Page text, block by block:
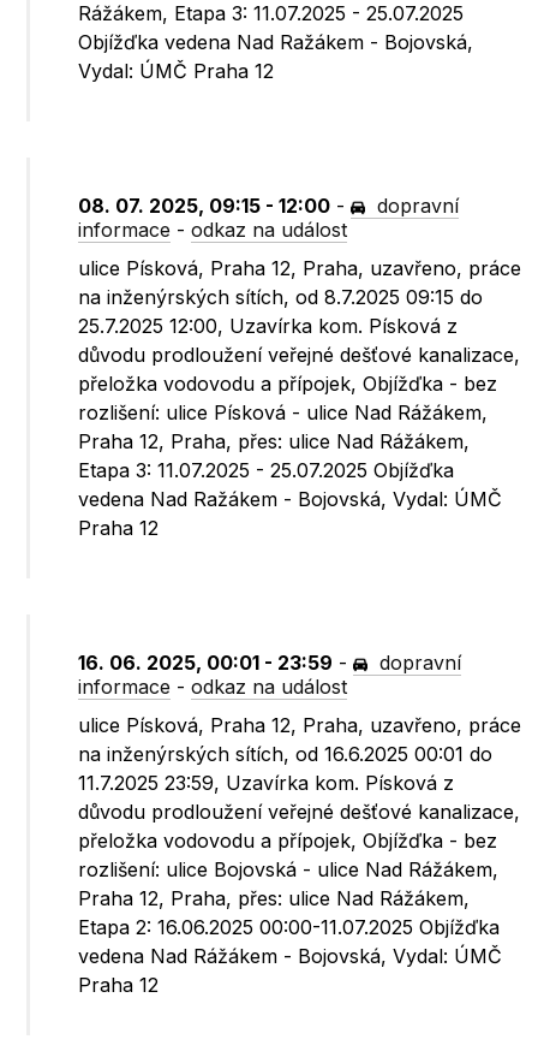
Rážákem, Etapa 3: 11.07.2025 - 25.07.2025
Objížďka vedena Nad Ražákem - Bojovská,
Vydal: ÚMČ Praha 12
08. 07. 2025, 09:15 - 12:00 -
dopravní
informace -odkaz na událost
ulice Písková, Praha 12, Praha, uzavřeno, práce
na inženýrských sítích, od 8.7.2025 09:15 do
25.7.2025 12:00, Uzavírka kom. Písková z
důvodu prodloužení veřejné dešťové kanalizace,
přeložka vodovodu a přípojek, Objížďka - bez
rozlišení: ulice Písková - ulice Nad Rážákem,
Praha 12, Praha, přes: ulice Nad Rážákem,
Etapa 3: 11.07.2025 - 25.07.2025 Objížďka
vedena Nad Ražákem - Bojovská, Vydal: ÚMČ
Praha 12
16. 06. 2025, 00:01 - 23:59 -
dopravní
informace -odkaz na událost
ulice Písková, Praha 12, Praha, uzavřeno, práce
na inženýrských sítích, od 16.6.2025 00:01 do
11.7.2025 23:59, Uzavírka kom. Písková z
důvodu prodloužení veřejné dešťové kanalizace,
přeložka vodovodu a přípojek, Objížďka - bez
rozlišení: ulice Bojovská - ulice Nad Rážákem,
Praha 12, Praha, přes: ulice Nad Rážákem,
Etapa 2: 16.06.2025 00:00-11.07.2025 Objížďka
vedena Nad Rážákem - Bojovská, Vydal: ÚMČ
Praha 12